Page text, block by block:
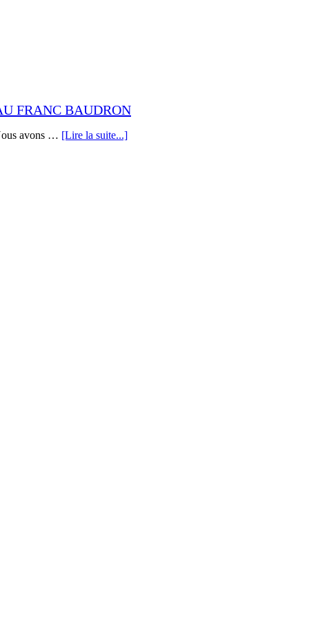
FRANC BAUDRON
avons … [Lire la suite...]